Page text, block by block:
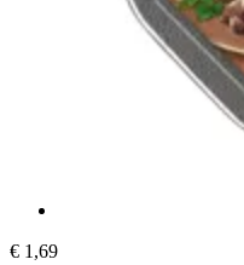
€ 1,69